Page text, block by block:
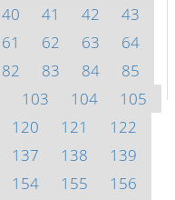
40 41 42
43
61 62 63
64
82 83 84
85
103 104
105
120 121
122
137 138
139
154 155
156